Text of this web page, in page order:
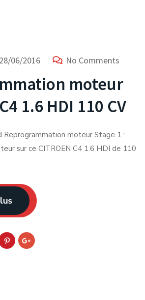
28/06/2016 No Comments
moteur
1.6 HDI 110 CV
Reprogrammation moteur Stage 1 :
sur ce CITROEN C4 1.6 HDI de 110